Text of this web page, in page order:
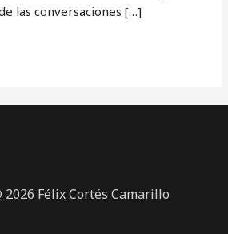
las conversaciones […]
Félix Cortés Camarillo